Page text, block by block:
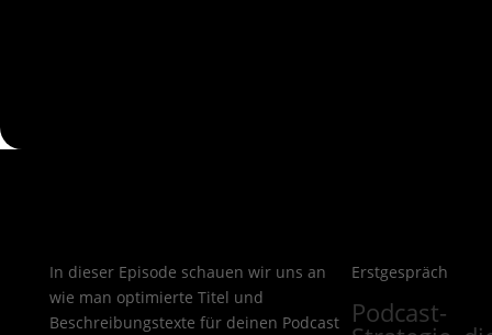
In dieser Episode schauen wir uns an
wie man optimierte Titel und
Beschreibungstexte für deinen Podcast
Erstgespräch
Podcast-